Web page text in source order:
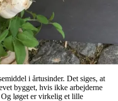
i årtusinder. Det siges, at
bygget, hvis ikke arbejderne
løget er virkelig et lille